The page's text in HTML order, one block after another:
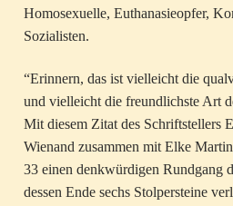
Homosexuelle, Euthanasieopfer,
Sozialisten.
“Erinnern, das ist vielleicht die
und vielleicht die freundlichste Art
Mit diesem Zitat des Schriftstellers
Wienand zusammen mit Elke
33 einen denkwürdigen Rundgang
dessen Ende sechs Stolpersteine